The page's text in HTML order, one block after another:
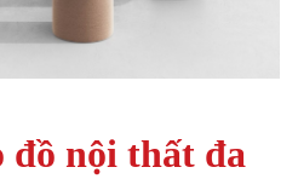
đồ nội thất đa